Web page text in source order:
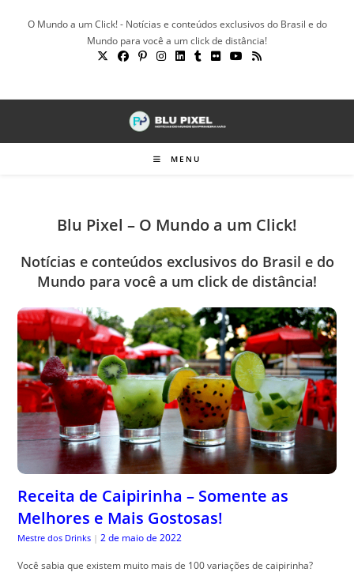
O Mundo a um Click! - Notícias e conteúdos exclusivos do Brasil e do
Mundo para você a um click de distância!
MENU
Blu Pixel – O Mundo a um Click!
Notícias e conteúdos exclusivos do Brasil e do
Mundo para você a um click de distância!
Receita de Caipirinha – Somente as
Melhores e Mais Gostosas!
Mestre dos Drinks | 2 de maio de 2022
Você sabia que existem muito mais de 100 variações de caipirinha?